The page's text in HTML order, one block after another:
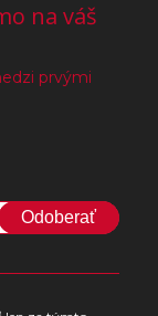
na váš
prvými
Odoberať